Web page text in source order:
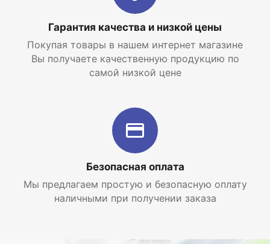
Гарантия качества и низкой цены
Покупая товары в нашем интернет магазине
Вы получаете качественную продукцию по
самой низкой цене
Безопасная оплата
Мы предлагаем простую и безопасную оплату
наличными при получении заказа